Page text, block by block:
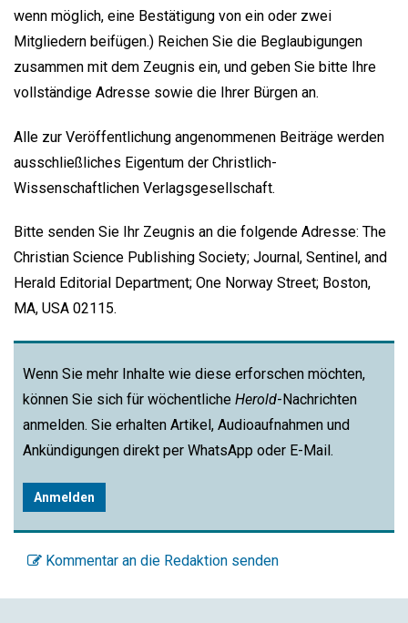
wenn möglich, eine Bestätigung von ein oder zwei
Mitgliedern beifügen.) Reichen Sie die Beglaubigungen
zusammen mit dem Zeugnis ein, und geben Sie bitte Ihre
vollständige Adresse sowie die Ihrer Bürgen an.
Alle zur Veröffentlichung angenommenen Beiträge werden
ausschließliches Eigentum der Christlich-
Wissenschaftlichen Verlagsgesellschaft.
Bitte senden Sie Ihr Zeugnis an die folgende Adresse: The
Christian Science Publishing Society; Journal, Sentinel, and
Herald Editorial Department; One Norway Street; Boston,
MA, USA 02115.
Wenn Sie mehr Inhalte wie diese erforschen möchten,
können Sie sich für wöchentliche Herold-Nachrichten
anmelden. Sie erhalten Artikel, Audioaufnahmen und
Ankündigungen direkt per WhatsApp oder E-Mail.
Anmelden
Kommentar an die Redaktion senden